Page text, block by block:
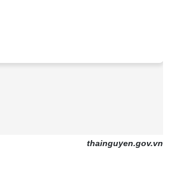
thainguyen.gov.vn